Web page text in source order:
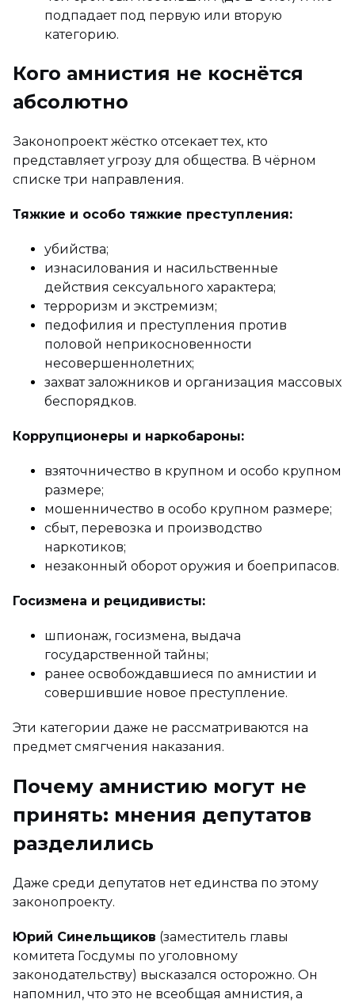
подпадает под первую или вторую
категорию.
Кого амнистия не коснётся
абсолютно
Законопроект жёстко отсекает тех, кто
представляет угрозу для общества. В чёрном
списке три направления.
Тяжкие и особо тяжкие преступления:
убийства;
изнасилования и насильственные
действия сексуального характера;
терроризм и экстремизм;
педофилия и преступления против
половой неприкосновенности
несовершеннолетних;
захват заложников и организация массовых
беспорядков.
Коррупционеры и наркобароны:
взяточничество в крупном и особо крупном
размере;
мошенничество в особо крупном размере;
сбыт, перевозка и производство
наркотиков;
незаконный оборот оружия и боеприпасов.
Госизмена и рецидивисты:
шпионаж, госизмена, выдача
государственной тайны;
ранее освобождавшиеся по амнистии и
совершившие новое преступление.
Эти категории даже не рассматриваются на
предмет смягчения наказания.
Почему амнистию могут не
принять: мнения депутатов
разделились
Даже среди депутатов нет единства по этому
законопроекту.
Юрий Синельщиков (заместитель главы
комитета Госдумы по уголовному
законодательству) высказался осторожно. Он
напомнил, что это не всеобщая амнистия, а